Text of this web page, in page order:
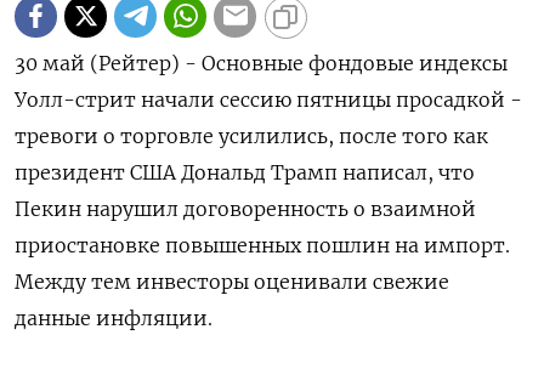
30 май (Рейтер) - Основные фондовые индексы
Уолл-стрит начали сессию пятницы просадкой -
тревоги о торговле усилились, после того как
президент США Дональд Трамп написал, что
Пекин нарушил договоренность о взаимной
приостановке повышенных пошлин на импорт.
Между тем инвесторы оценивали свежие
данные инфляции.